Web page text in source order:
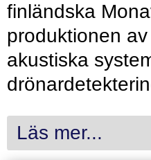
finländska
produktionen
akustiska
Läs mer...